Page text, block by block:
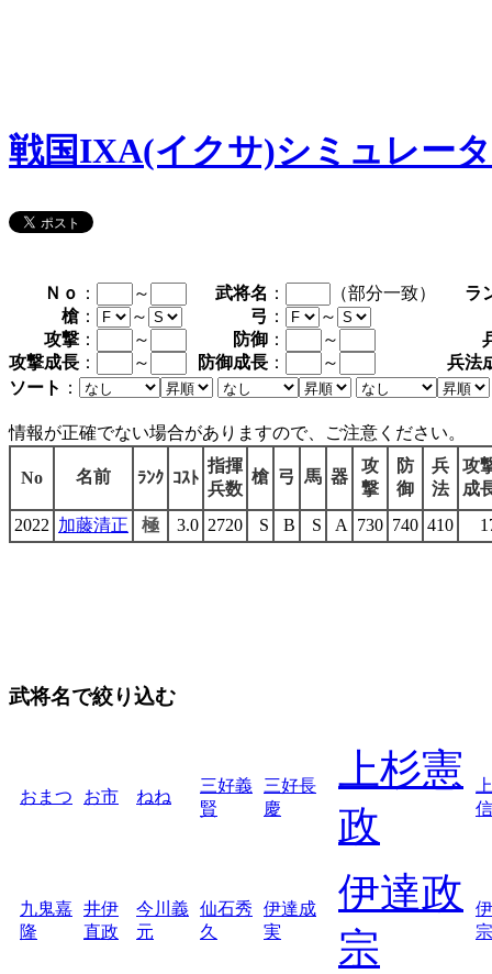
戦国IXA(イクサ)シミュレー
Ｎｏ ： ～ 武将名 ： （部分一致）
ラ
槍 ： ～ 弓 ：
～
攻撃 ： ～ 防御 ： ～
攻撃成長 ： ～ 防御成長 ： ～
兵法
ソート ：
情報が正確でない場合がありますので、ご注意ください。
No 名前 ﾗﾝｸ ｺｽﾄ
指揮
兵数
槍 弓 馬 器
攻
撃
防
御
兵
法
攻
成
2022 加藤清正 極 3.0 2720 S B S A 730 740 410
武将名で絞り込む
おまつ お市 ねね
三好義
賢
三好長
慶
上杉憲
政
信
九鬼嘉
隆
井伊
直政
今川義
元
仙石秀
久
伊達成
実
伊達政
宗
宗